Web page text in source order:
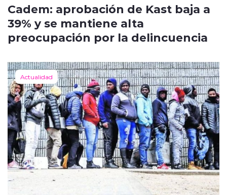
Cadem: aprobación de Kast baja a
39% y se mantiene alta
preocupación por la delincuencia
Actualidad